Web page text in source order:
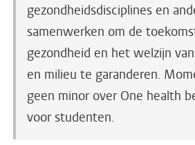
gezondheidsdisciplines en
samenwerken om de
gezondheid en het welzijn
en milieu te garanderen.
geen minor over One health
voor studenten.